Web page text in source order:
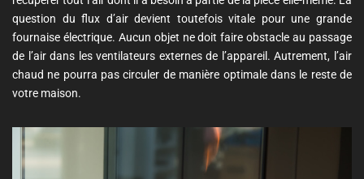
question du flux d’air devient toutefois vitale pour une grande
fournaise électrique. Aucun objet ne doit faire obstacle au passage
de l’air dans les ventilateurs externes de l’appareil. Autrement, l’air
chaud ne pourra pas circuler de manière optimale dans le reste de
votre maison.